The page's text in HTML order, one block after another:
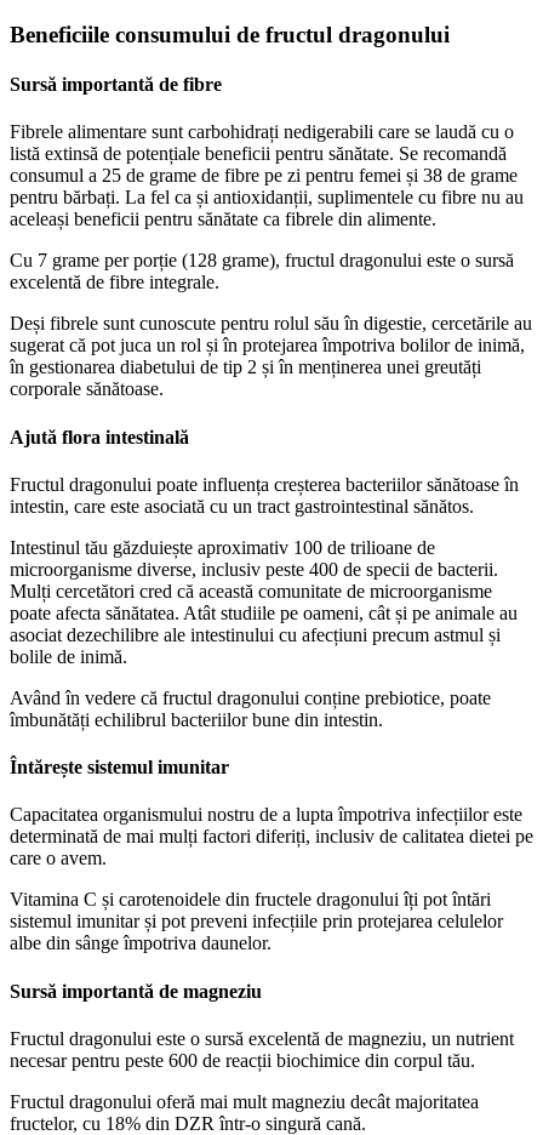
Beneficiile consumului de fructul dragonului
Sursă importantă de fibre
Fibrele alimentare sunt carbohidrați nedigerabili care se laudă cu o
listă extinsă de potențiale beneficii pentru sănătate. Se recomandă
consumul a 25 de grame de fibre pe zi pentru femei și 38 de grame
pentru bărbați. La fel ca și antioxidanții, suplimentele cu fibre nu au
aceleași beneficii pentru sănătate ca fibrele din alimente.
Cu 7 grame per porție (128 grame), fructul dragonului este o sursă
excelentă de fibre integrale.
Deși fibrele sunt cunoscute pentru rolul său în digestie, cercetările au
sugerat că pot juca un rol și în protejarea împotriva bolilor de inimă,
în gestionarea diabetului de tip 2 și în menținerea unei greutăți
corporale sănătoase.
Ajută flora intestinală
Fructul dragonului poate influența creșterea bacteriilor sănătoase în
intestin, care este asociată cu un tract gastrointestinal sănătos.
Intestinul tău găzduiește aproximativ 100 de trilioane de
microorganisme diverse, inclusiv peste 400 de specii de bacterii.
Mulți cercetători cred că această comunitate de microorganisme
poate afecta sănătatea. Atât studiile pe oameni, cât și pe animale au
asociat dezechilibre ale intestinului cu afecțiuni precum astmul și
bolile de inimă.
Având în vedere că fructul dragonului conține prebiotice, poate
îmbunătăți echilibrul bacteriilor bune din intestin.
Întărește sistemul imunitar
Capacitatea organismului nostru de a lupta împotriva infecțiilor este
determinată de mai mulți factori diferiți, inclusiv de calitatea dietei pe
care o avem.
Vitamina C și carotenoidele din fructele dragonului îți pot întări
sistemul imunitar și pot preveni infecțiile prin protejarea celulelor
albe din sânge împotriva daunelor.
Sursă importantă de magneziu
Fructul dragonului este o sursă excelentă de magneziu, un nutrient
necesar pentru peste 600 de reacții biochimice din corpul tău.
Fructul dragonului oferă mai mult magneziu decât majoritatea
fructelor, cu 18% din DZR într-o singură cană.